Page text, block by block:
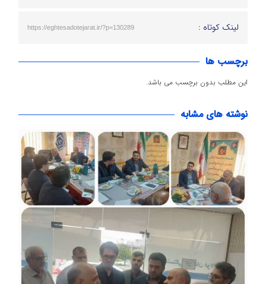
لینک کوتاه : https://eghtesadotejarat.ir/?p=130289
برچسب ها
این مطلب بدون برچسب می باشد.
نوشته های مشابه